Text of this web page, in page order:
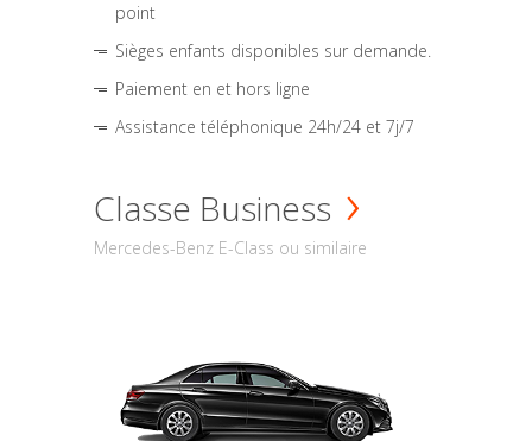
point
Sièges enfants disponibles sur demande.
Paiement en et hors ligne
Assistance téléphonique 24h/24 et 7j/7
Classe Business
Mercedes-Benz E-Class ou similaire